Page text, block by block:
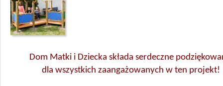
Dom Matki i Dziecka składa serdeczne
dla wszystkich zaangażowanych w ten projekt!